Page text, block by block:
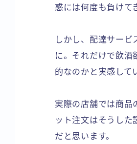
惑には何度も負けて
しかし、配達サー
に。それだけで飲酒
的なのかと実感して
実際の店舗では商品
ット注文はそうした
だと思います。